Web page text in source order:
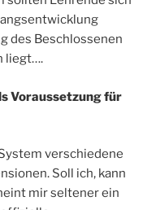
des Beschlossenen
liegt….
Voraussetzung für
verschiedene
Soll ich, kann
mir seltener ein